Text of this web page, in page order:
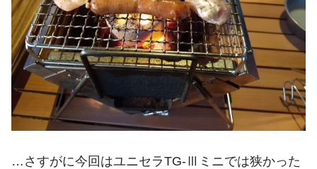
…さすがに今回はユニセラTG-Ⅲミニでは狭かった